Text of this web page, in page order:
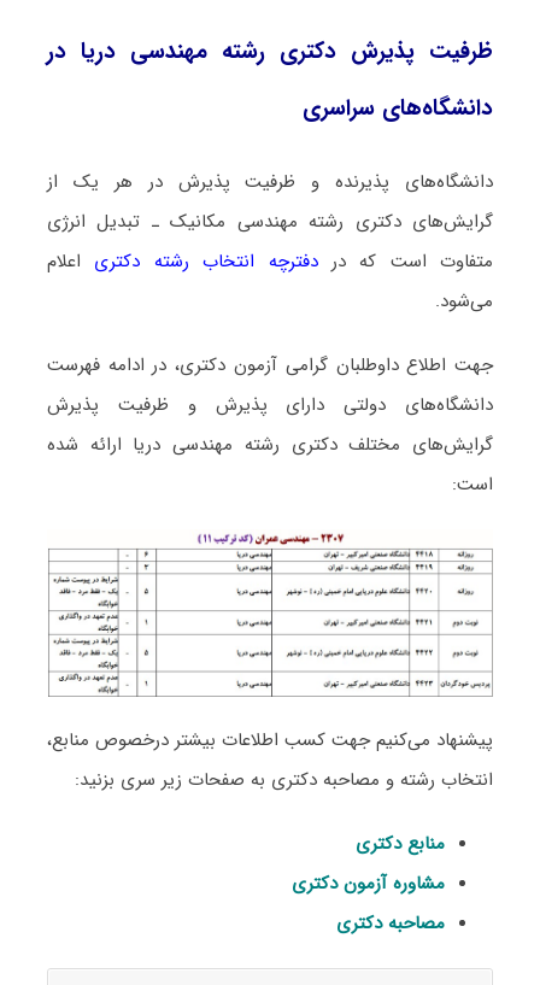
ظرفیت پذیرش دکتری رشته ﻣﻬﻨﺪسی درﻳﺎ در
دانشگاه‌های سراسری
دانشگاه‌های پذیرنده و ظرفیت پذیرش در هر یک از
گرایش‌های دکتری رشته مهندسی مکانیک ـ ﺗﺒﺪﻳﻞ اﻧﺮژی
متفاوت است که دردفترچه انتخاب رشته دکتری اعلام
می‌شود.
جهت اطلاع داوطلبان گرامی آزمون دکتری، در ادامه فهرست
دانشگاه‌های دولتی دارای پذیرش و ظرفیت پذیرش
گرایش‌های مختلف دکتری رشته ﻣﻬﻨﺪسی درﻳﺎ ارائه شده
است:
پیشنهاد می‌کنیم جهت کسب اطلاعات بیشتر درخصوص منابع،
انتخاب رشته و مصاحبه دکتری به صفحات زیر سری بزنید:
منابع دکتری
مشاوره آزمون دکتری
مصاحبه دکتری